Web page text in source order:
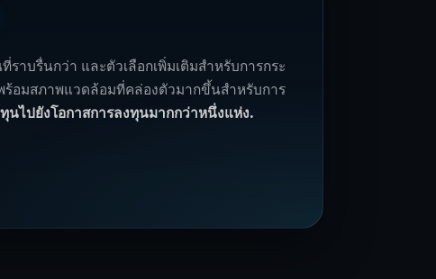
าบรื่นกว่า และตัวเลือกเพิ่มเติมสำหรับการกระ
ร้อมสภาพแวดล้อมที่คล่องตัวมากขึ้นสำหรับการ
นไปยังโอกาสการลงทุนมากกว่าหนึ่งแห่ง.